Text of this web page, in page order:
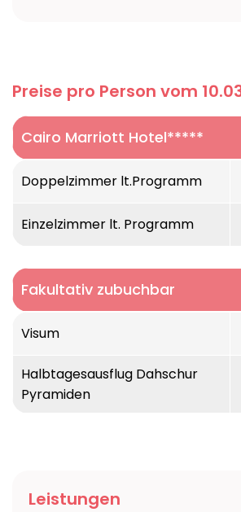
Preise pro Person vom
Cairo Marriott Hotel*****
Doppelzimmer lt.Programm
Einzelzimmer lt. Programm
Fakultativ zubuchbar
Visum
Halbtagesausflug Dahschur
Pyramiden
Leistungen